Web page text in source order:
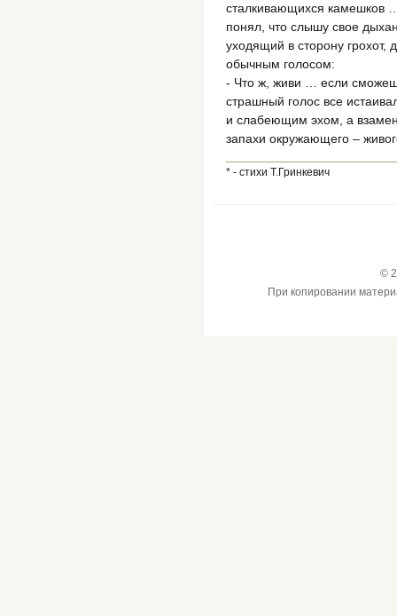
сталкивающихся камешков
понял, что слышу свое
уходящий в сторону грохот,
обычным голосом:
- Что ж, живи … если
страшный голос все
и слабеющим эхом, а
запахи окружающего –
* - стихи Т.Гринкевич
©
При копировании